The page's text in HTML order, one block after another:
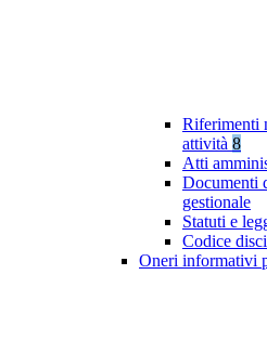
Riferimenti
attività 8
Atti
Documenti
gestionale
Statuti e
Codice
Oneri informativi